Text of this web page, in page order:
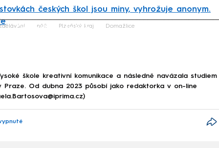
českých škol jsou miny, vyhrožuje anonym.
Failed to fetch
nůž Plzeňský kraj Domažlice
škole kreativní komunikace a následně navázala studiem
Od dubna 2023 působí jako redaktorka v on-line